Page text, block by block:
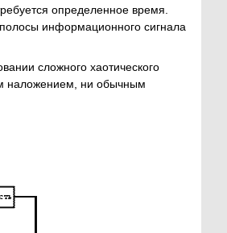
определенное время.
информационного сигнала
сложного хаотического
наложением, ни обычным